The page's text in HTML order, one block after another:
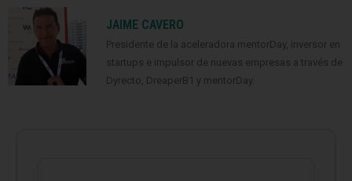
JAIME CAVERO
Presidente de la aceleradora mentorDay, inversor en
startups e impulsor de nuevas empresas a través de
Dyrecto, DreaperB1 y mentorDay.